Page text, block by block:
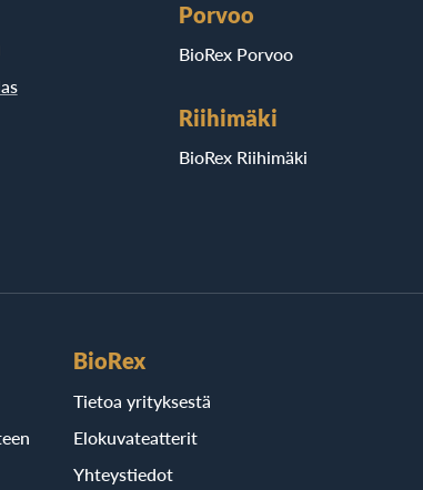
Porvoo
BioRex Porvoo
Riihimäki
BioRex Riihimäki
BioRex
Tietoa yrityksestä
Elokuvateatterit
Yhteystiedot